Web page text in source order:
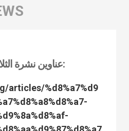
عناوين نشرة الثلاثاء 23 حزيران 2020:
articles/%d8%a7%d9